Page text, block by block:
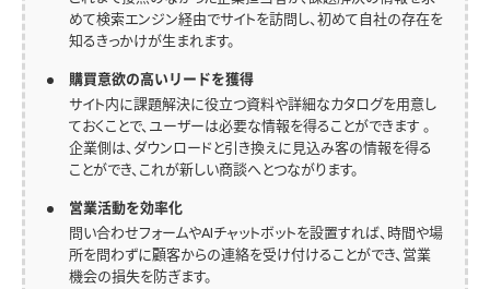
めて検索エンジン経由でサイトを訪問し、初めて自社の存在を
知るきっかけが生まれます。
購買意欲の高いリードを獲得
サイト内に課題解決に役立つ資料や詳細なカタログを用意し
ておくことで、ユーザーは必要な情報を得ることができます 。
企業側は、ダウンロードと引き換えに見込み客の情報を得る
ことができ、これが新しい商談へとつながります。
営業活動を効率化
問い合わせフォームやAIチャットボットを設置すれば、時間や場
所を問わずに顧客からの連絡を受け付けることができ、営業
機会の損失を防ぎます。